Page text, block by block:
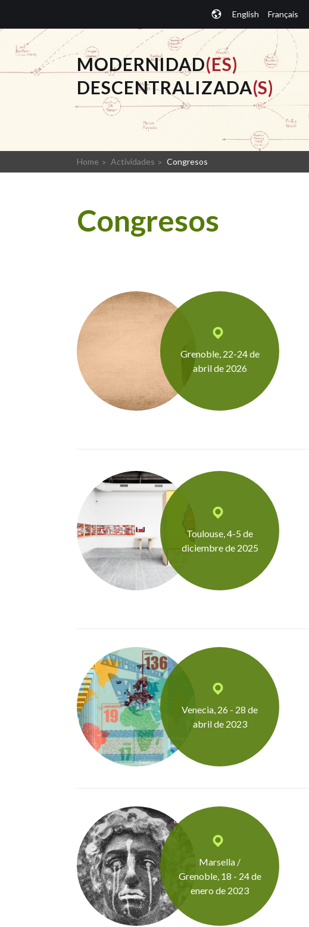
contenido.
English Français
MODERNIDAD(ES)
DESCENTRALIZADA(S)
Home Actividades Congresos
Congresos
Grenoble, 22-24 de
abril de 2026
Toulouse, 4-5 de
diciembre de 2025
Venecia, 26 - 28 de
abril de 2023
Marsella /
Grenoble, 18 - 24 de
enero de 2023